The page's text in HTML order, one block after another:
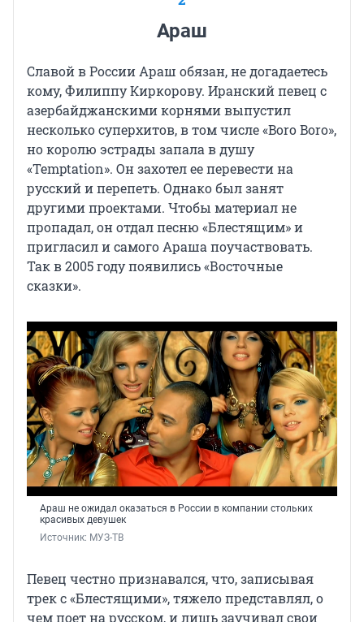
Араш
Славой в России Араш обязан, не догадаетесь
кому, Филиппу Киркорову. Иранский певец с
азербайджанскими корнями выпустил
несколько суперхитов, в том числе «Boro Boro»,
но королю эстрады запала в душу
«Temptation». Он захотел ее перевести на
русский и перепеть. Однако был занят
другими проектами. Чтобы материал не
пропадал, он отдал песню «Блестящим» и
пригласил и самого Араша поучаствовать.
Так в 2005 году появились «Восточные
сказки».
Араш не ожидал оказаться в России в компании стольких
красивых девушек
Источник: МУЗ-ТВ
Певец честно признавался, что, записывая
трек с «Блестящими», тяжело представлял, о
чем поет на русском, и лишь заучивал свои